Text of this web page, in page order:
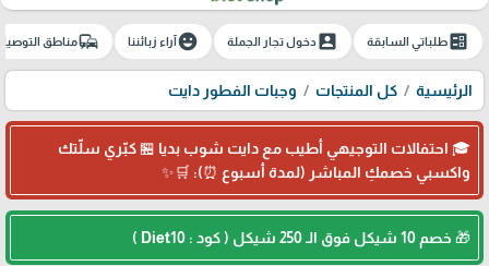
ballotطلباتي السابقة account_boxدخول تجار الجملة emoji_emotionsآراء زبائننا commuteمناطق
الرئيسية كل المنتجات وجبات الفطور دايت
🎓 احتفالات التوجيهي أطيب مع دايت شوب بديا 🏪 كبّري سلّتك
واكسبي خصمكِ المباشر (لمدة أسبوع ⏰): 🛒✨
🎁 خصم 10 شيكل فوق الـ 250 شيكل ( كود : Diet10 )